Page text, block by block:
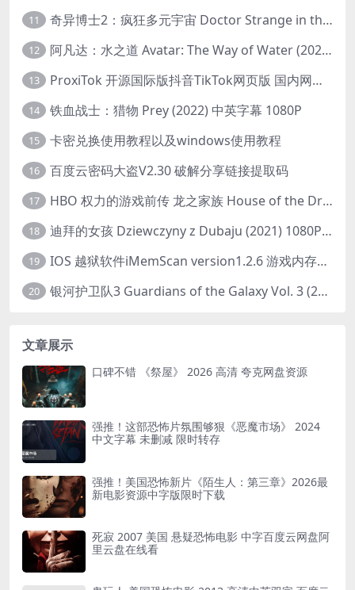
11 奇异博士2：疯狂多元宇宙 Doctor Strange in the Multiverse of Madness (2022) 高清版1080p
12 阿凡达：水之道 Avatar: The Way of Water (2022) 1080p 2k 4k 中文字幕
13 ProxiTok 开源国际版抖音TikTok网页版 国内网络直连
14 铁血战士：猎物 Prey (2022) 中英字幕 1080P
15 卡密兑换使用教程以及windows使用教程
16 百度云密码大盗V2.30 破解分享链接提取码
17 HBO 权力的游戏前传 龙之家族 House of the Dragon (2022) 中字 1080P 更新4集
18 迪拜的女孩 Dziewczyny z Dubaju (2021) 1080P 中字
19 IOS 越狱软件iMemScan version1.2.6 游戏内存修改器
20 银河护卫队3 Guardians of the Galaxy Vol. 3 (2023)4K高清资源1080p只分享精品
文章展示
口碑不错 《祭屋》 2026 高清 夸克网盘资源
强推！这部恐怖片氛围够狠《恶魔市场》 2024
中文字幕 未删减 限时转存
强推！美国恐怖新片《陌生人：第三章》2026最
新电影资源中字版限时下载
死寂 2007 美国 悬疑恐怖电影 中字百度云网盘阿
里云盘在线看